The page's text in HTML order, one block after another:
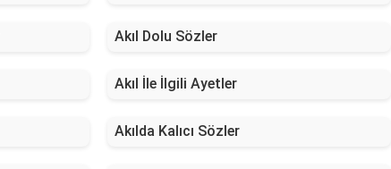
Akıl Dolu Sözler
Akıl İle İlgili Ayetler
Akılda Kalıcı Sözler